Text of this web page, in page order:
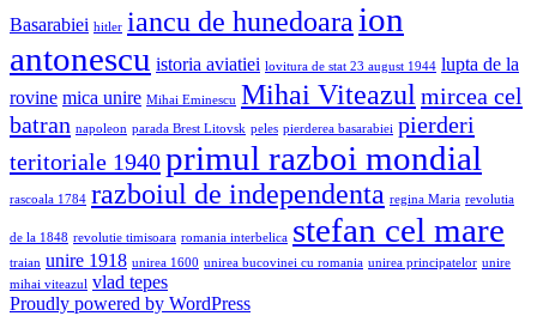
Basarabiei hitler iancu de hunedoara ion
antonescu istoria aviatiei lovitura de stat 23 august 1944 lupta de la
rovine mica unire Mihai Eminescu Mihai Viteazul mircea cel
batran napoleon parada Brest Litovsk peles pierderea basarabiei pierderi
teritoriale 1940primul razboi mondial
rascoala 1784 razboiul de independenta regina Maria revolutia
de la 1848 revolutie timisoara romania interbelica stefan cel mare
traian unire 1918 unirea 1600 unirea bucovinei cu romania unirea principatelor unire
mihai viteazul vlad tepes
Proudly powered by WordPress